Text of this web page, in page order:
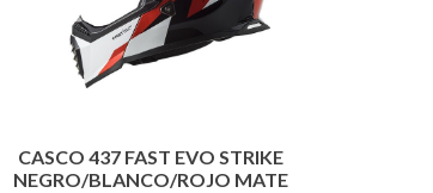
CASCO 437 FAST EVO STRIKE
NEGRO/BLANCO/ROJO MATE